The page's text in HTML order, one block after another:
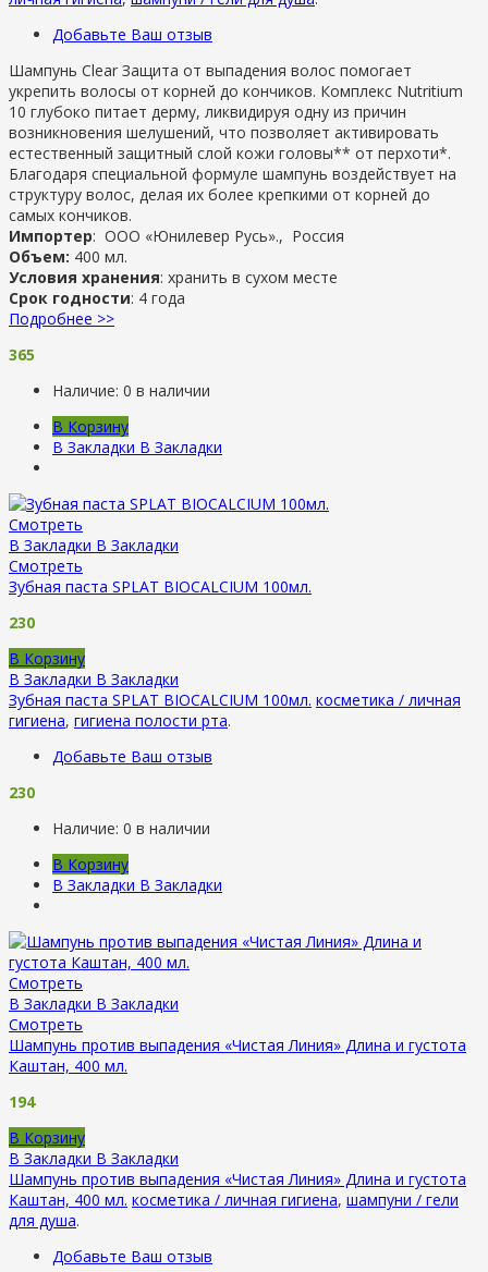
Добавьте Ваш отзыв
Шампунь Clear Защита от выпадения волос помогает
укрепить волосы от корней до кончиков. Комплекс Nutritium
10 глубоко питает дерму, ликвидируя одну из причин
возникновения шелушений, что позволяет активировать
естественный защитный слой кожи головы** от перхоти*.
Благодаря специальной формуле шампунь воздействует на
структуру волос, делая их более крепкими от корней до
самых кончиков.
Импортер: ООО «Юнилевер Русь»., Россия
Объем: 400 мл.
Условия хранения: хранить в сухом месте
Срок годности: 4 года
Подробнее >>
365
Наличие: 0 в наличии
В Корзину
В Закладки В Закладки
Смотреть
В Закладки В Закладки
Смотреть
Зубная паста SPLAT BIOCALCIUM 100мл.
230
В Корзину
В Закладки В Закладки
Зубная паста SPLAT BIOCALCIUM 100мл. косметика / личная
гигиена, гигиена полости рта.
Добавьте Ваш отзыв
230
Наличие: 0 в наличии
В Корзину
В Закладки В Закладки
Смотреть
В Закладки В Закладки
Смотреть
Шампунь против выпадения «Чистая Линия» Длина и густота
Каштан, 400 мл.
194
В Корзину
В Закладки В Закладки
Шампунь против выпадения «Чистая Линия» Длина и густота
Каштан, 400 мл. косметика / личная гигиена, шампуни / гели
для душа.
Добавьте Ваш отзыв